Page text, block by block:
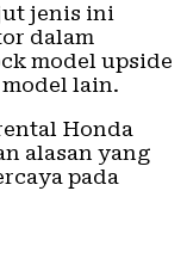
jenis ini
dalam
model upside
lain.
Honda
alasan yang
pada